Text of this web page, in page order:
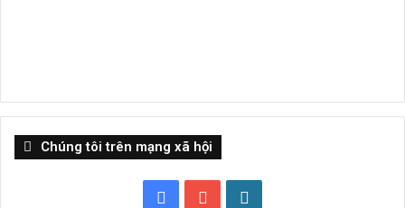
Chúng tôi trên mạng xã hội
FacebookYouTube